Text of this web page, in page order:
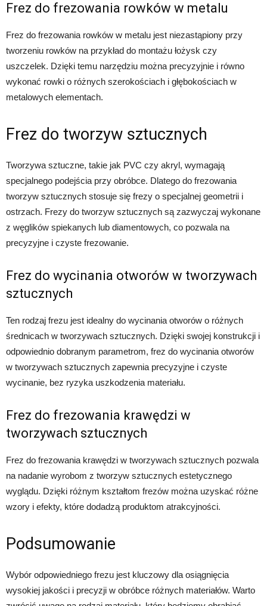
Frez do frezowania rowków w metalu
Frez do frezowania rowków w metalu jest niezastąpiony przy
tworzeniu rowków na przykład do montażu łożysk czy
uszczelek. Dzięki temu narzędziu można precyzyjnie i równo
wykonać rowki o różnych szerokościach i głębokościach w
metalowych elementach.
Frez do tworzyw sztucznych
Tworzywa sztuczne, takie jak PVC czy akryl, wymagają
specjalnego podejścia przy obróbce. Dlatego do frezowania
tworzyw sztucznych stosuje się frezy o specjalnej geometrii i
ostrzach. Frezy do tworzyw sztucznych są zazwyczaj wykonane
z węglików spiekanych lub diamentowych, co pozwala na
precyzyjne i czyste frezowanie.
Frez do wycinania otworów w tworzywach
sztucznych
Ten rodzaj frezu jest idealny do wycinania otworów o różnych
średnicach w tworzywach sztucznych. Dzięki swojej konstrukcji i
odpowiednio dobranym parametrom, frez do wycinania otworów
w tworzywach sztucznych zapewnia precyzyjne i czyste
wycinanie, bez ryzyka uszkodzenia materiału.
Frez do frezowania krawędzi w
tworzywach sztucznych
Frez do frezowania krawędzi w tworzywach sztucznych pozwala
na nadanie wyrobom z tworzyw sztucznych estetycznego
wyglądu. Dzięki różnym kształtom frezów można uzyskać różne
wzory i efekty, które dodadzą produktom atrakcyjności.
Podsumowanie
Wybór odpowiedniego frezu jest kluczowy dla osiągnięcia
wysokiej jakości i precyzji w obróbce różnych materiałów. Warto